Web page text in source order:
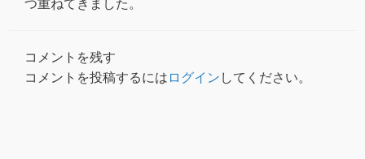
つ重ねてきました。
コメントを残す
コメントを投稿するには ログイン してください。